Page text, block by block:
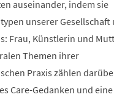
auseinander, indem sie
unserer Gesellschaft
Frau, Künstlerin und
Themen ihrer
Praxis zählen
Care-Gedanken und eine